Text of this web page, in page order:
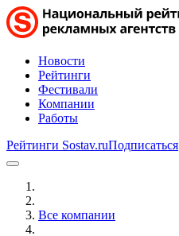
Новости
Рейтинги
Фестивали
Компании
Работы
Рейтинги Sostav.ruПодписаться
Все компании